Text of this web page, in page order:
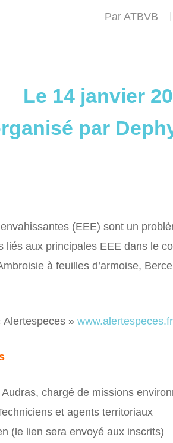
Par ATBVB
Le 14 janvier
par
(EEE) sont un
liés aux principales EEE dans le
à feuilles d’armoise,
Alertespeces »
chargé de missions
et agents territoriaux
(le lien sera envoyé aux inscrits)